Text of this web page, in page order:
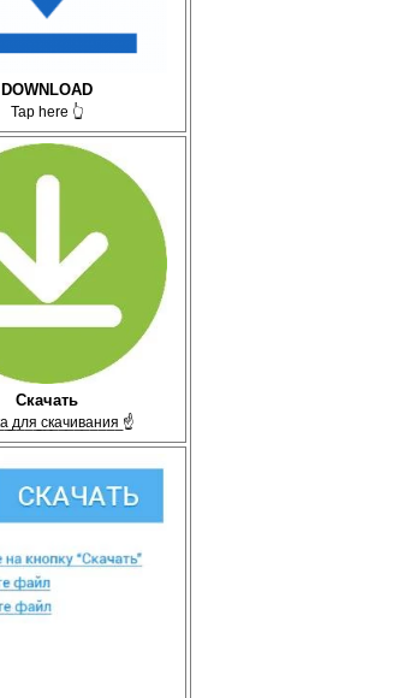
DOWNLOAD
Tap here 👆
Скачать
̲д̲л̲я̲ ̲с̲к̲а̲ч̲и̲в̲а̲н̲и̲я̲ ☝